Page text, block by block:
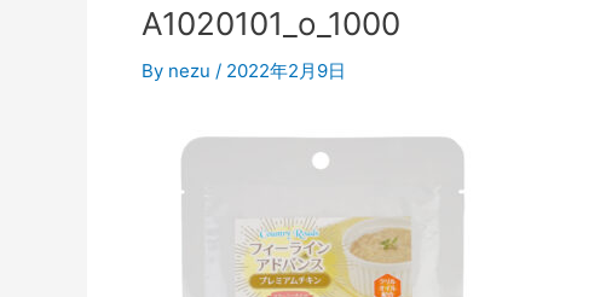
A1020101_o_1000
By nezu / 2022年2月9日